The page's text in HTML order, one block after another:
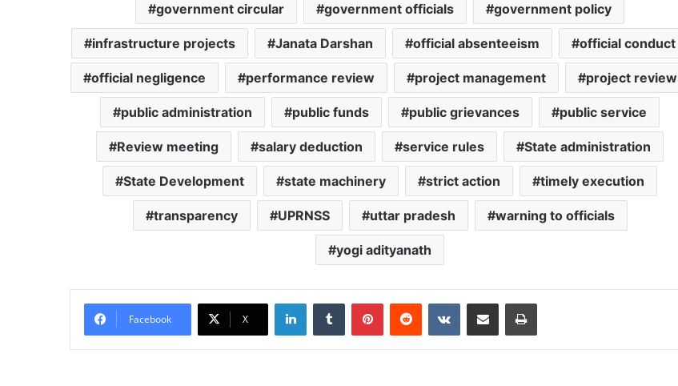
government circular government officials government policy
infrastructure projects Janata Darshan official absenteeism official conduct
official negligence performance review project management project review
public administration public funds public grievances public service
Review meeting salary deduction service rules State administration
State Development state machinery strict action timely execution
transparency UPRNSS uttar pradesh warning to officials
yogi adityanath
Facebook X
LinkedInTumblr PinterestReddit VKontakteShare via Email Print